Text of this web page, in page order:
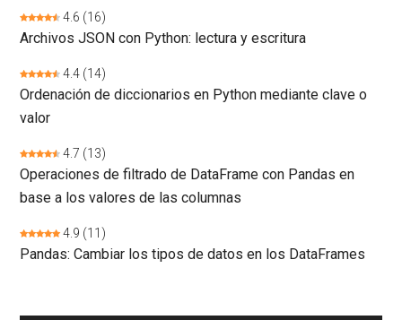
4.6 (16)
Archivos JSON con Python: lectura y escritura
4.4 (14)
Ordenación de diccionarios en Python mediante clave o
valor
4.7 (13)
Operaciones de filtrado de DataFrame con Pandas en
base a los valores de las columnas
4.9 (11)
Pandas: Cambiar los tipos de datos en los DataFrames